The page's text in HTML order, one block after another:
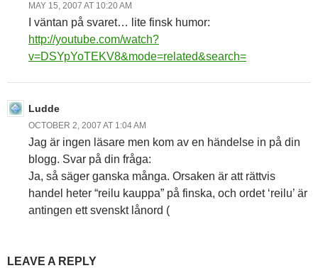
MAY 15, 2007 AT 10:20 AM
I väntan på svaret… lite finsk humor:
http://youtube.com/watch?
v=DSYpYoTEKV8&mode=related&search=
Ludde
OCTOBER 2, 2007 AT 1:04 AM
Jag är ingen läsare men kom av en händelse in på din
blogg. Svar på din fråga:
Ja, så säger ganska många. Orsaken är att rättvis
handel heter “reilu kauppa” på finska, och ordet ‘reilu’ är
antingen ett svenskt lånord (
LEAVE A REPLY